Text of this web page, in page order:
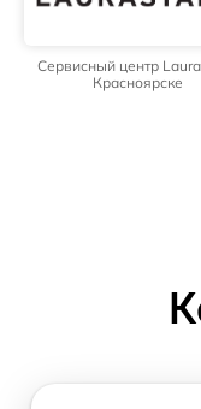
Сервисный центр
Красноярске